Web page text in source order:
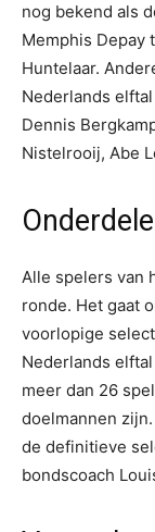
nog bekend als
Memphis Depay
Huntelaar.
Nederlands
Dennis
Nistelrooij, Abe
Alle spelers van
ronde. Het gaat
voorlopige
Nederlands
meer dan 26
doelmannen
de definitieve
bondscoach